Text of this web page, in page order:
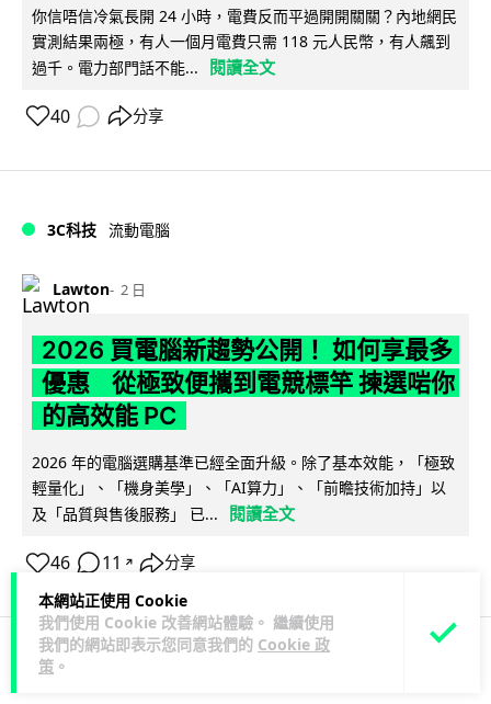
本網站正使用 Cookie
我們使用 Cookie 改善網站體驗。 繼續使用
我們的網站即表示您同意我們的 Cookie 政
策 。
你信唔信冷氣長開 24 小時，電費反而平過開開關關？內地網民
實測結果兩極，有人一個月電費只需 118 元人民幣，有人飆到
過千。電力部門話不能...
閱讀全文
40 分享
3C科技 流動電腦
Lawton 2 日
2026 買電腦新趨勢公開！ 如何享最多
優惠 從極致便攜到電競標竿 揀選啱你
的高效能 PC
2026 年的電腦選購基準已經全面升級。除了基本效能，「極致
輕量化」、「機身美學」、「AI算力」、「前瞻技術加持」以
及「品質與售後服務」 已...
閱讀全文
46 11 ↗ 分享
人工智能